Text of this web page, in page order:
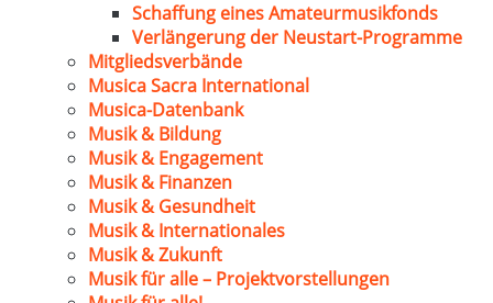
Schaffung eines Amateurmusikfonds
Verlängerung der Neustart-Programme
Mitgliedsverbände
Musica Sacra International
Musica-Datenbank
Musik & Bildung
Musik & Engagement
Musik & Finanzen
Musik & Gesundheit
Musik & Internationales
Musik & Zukunft
Musik für alle – Projektvorstellungen